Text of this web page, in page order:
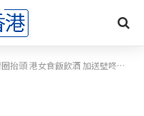
港女食飯飲酒 加送壁咚公主抱